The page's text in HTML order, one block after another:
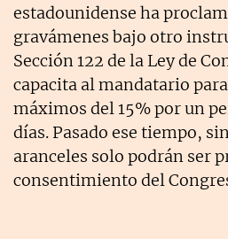
estadounidense ha
gravámenes bajo otro
Sección 122 de la Ley de
capacita al mandatario
máximos del 15% por un
días. Pasado ese tiempo,
aranceles solo podrán ser
consentimiento del